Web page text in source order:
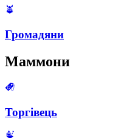
Громадяни
Маммони
Торгівець